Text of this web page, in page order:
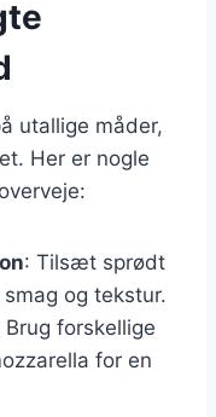
utallige måder,
Her er nogle
: Tilsæt sprødt
og tekstur.
Brug forskellige
for en